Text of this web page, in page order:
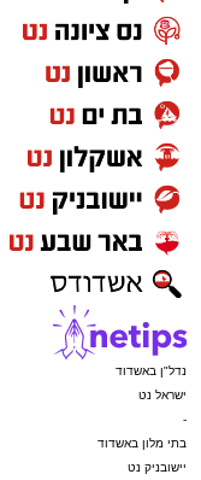
נדל"ן באשדוד
ישראל נט
-
בתי מלון באשדוד
יישובניק נט